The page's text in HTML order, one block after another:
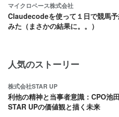
マイクロベース株式会社
Claudecodeを使って１日で競馬
みた（まさかの結果に。。）
人気のストーリー
株式会社STAR UP
利他の精神と当事者意識：CPO池
STAR UPの価値観と描く未来